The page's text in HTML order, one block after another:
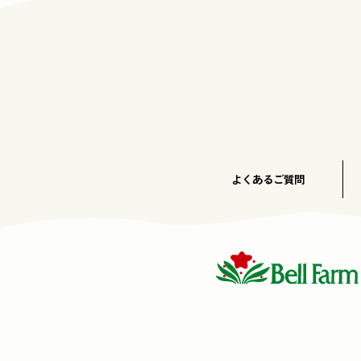
よくあるご質問